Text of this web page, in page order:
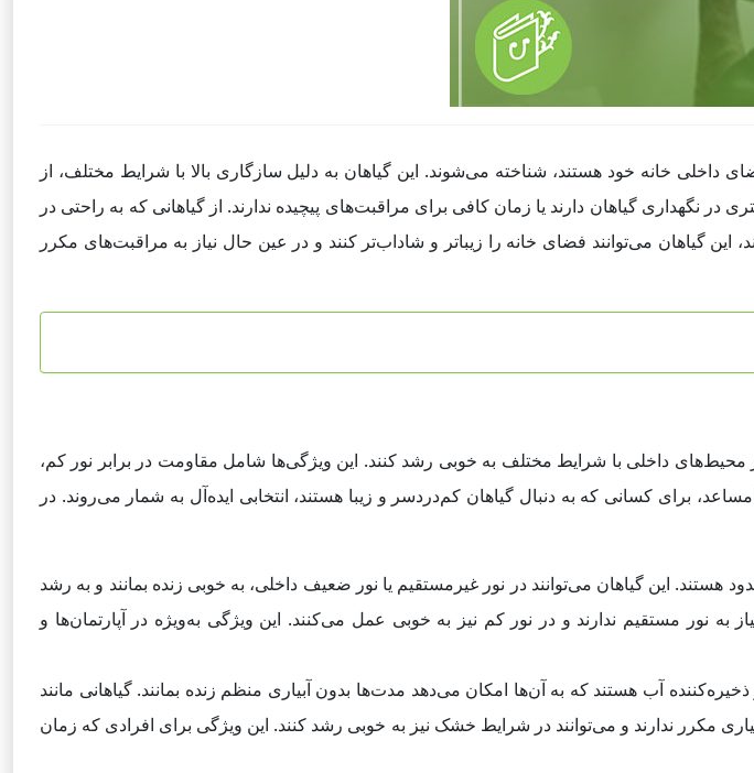
داخلی خانه خود هستند، شناخته می‌شوند. این گیاهان به دلیل سازگاری بالا با شرایط مختلف، از
گیاهان دارند یا زمان کافی برای مراقبت‌های پیچیده ندارند. از گیاهانی که به راحتی در
گیاهان می‌توانند فضای خانه را زیباتر و شاداب‌تر کنند و در عین حال نیاز به مراقبت‌های مکرر
داخلی با شرایط مختلف به خوبی رشد کنند. این ویژگی‌ها شامل مقاومت در برابر نور کم،
برای کسانی که به دنبال گیاهان کم‌دردسر و زیبا هستند، انتخابی ایده‌آل به شمار می‌روند. در
هستند. این گیاهان می‌توانند در نور غیرمستقیم یا نور ضعیف داخلی، به خوبی زنده بمانند و به رشد
به نور مستقیم ندارند و در نور کم نیز به خوبی عمل می‌کنند. این ویژگی به‌ویژه در آپارتمان‌ها و
آب هستند که به آن‌ها امکان می‌دهد مدت‌ها بدون آبیاری منظم زنده بمانند. گیاهانی مانند
مکرر ندارند و می‌توانند در شرایط خشک نیز به خوبی رشد کنند. این ویژگی برای افرادی که زمان